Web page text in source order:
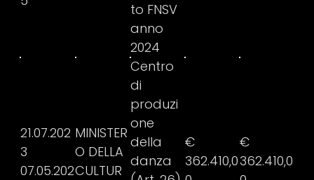
to FNSV
anno
2024
21.07.202
3
07.05.202
MINISTER
O DELLA
CULTUR
Centro
di
produzi
one
della
danza
€
362.410,0
€
362.410,0